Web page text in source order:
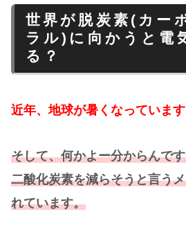
世界が脱炭素(カー
ラル)に向かうと電
る？
近年、地球が暑くなっています
そして、何かよー分からんで
二酸化炭素を減らそうと言う
れています。